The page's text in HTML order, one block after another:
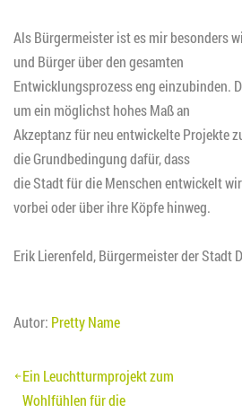
Als Bürgermeister ist es mir besonders
und Bürger über den gesamten
Entwicklungsprozess eng einzubinden.
um ein möglichst hohes Maß an
Akzeptanz für neu entwickelte Projekte
die Grundbedingung dafür, dass
die Stadt für die Menschen entwickelt
vorbei oder über ihre Köpfe hinweg.
Erik Lierenfeld, Bürgermeister der Stadt
Autor: Pretty Name
Beitragsnavigation
Ein Leuchtturmprojekt zum
Wohlfühlen für die